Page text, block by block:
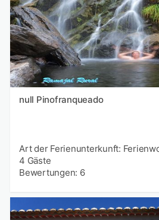
null Pinofranqueado
Art der Ferienunterkunft:
4 Gäste
Bewertungen: 6